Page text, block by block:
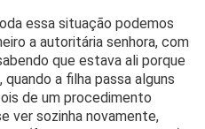
essa situação podemos
a autoritária senhora, com
que estava ali porque
a filha passa alguns
de um procedimento
ver sozinha novamente,